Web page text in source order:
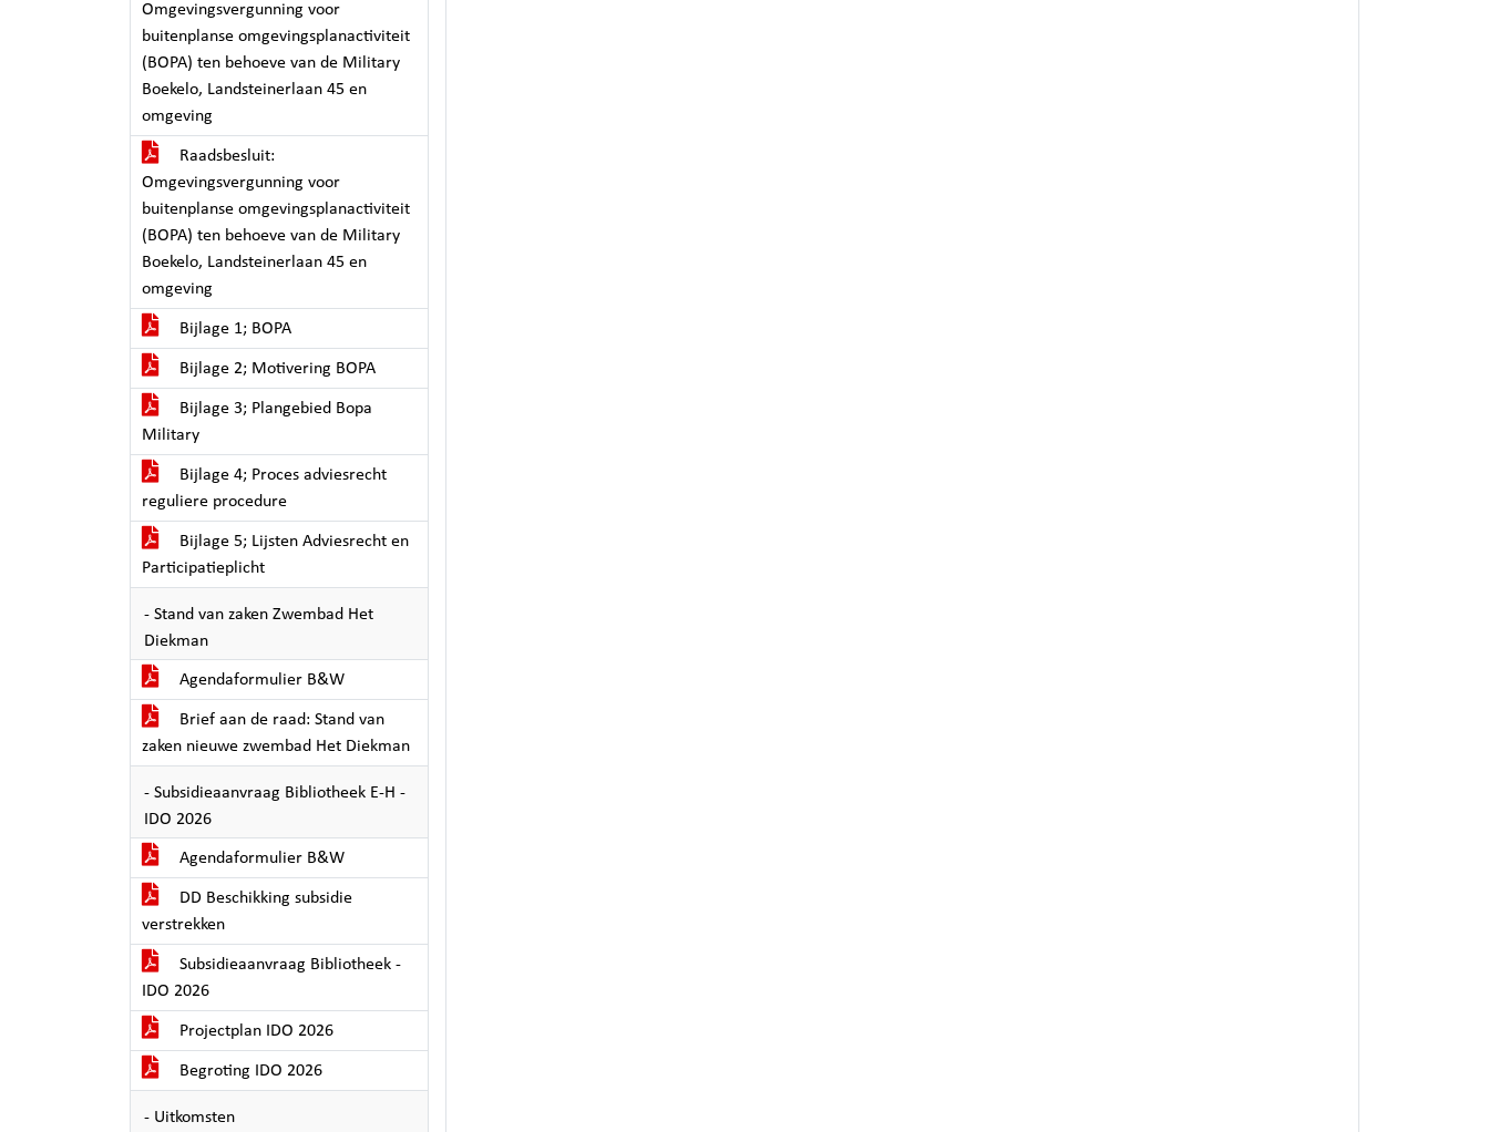
Omgevingsvergunning voor
buitenplanse omgevingsplanactiviteit
(BOPA) ten behoeve van de Military
Boekelo, Landsteinerlaan 45 en
omgeving
Raadsbesluit:
Omgevingsvergunning voor
buitenplanse omgevingsplanactiviteit
(BOPA) ten behoeve van de Military
Boekelo, Landsteinerlaan 45 en
omgeving
Bijlage 1; BOPA
Bijlage 2; Motivering BOPA
Bijlage 3; Plangebied Bopa
Military
Bijlage 4; Proces adviesrecht
reguliere procedure
Bijlage 5; Lijsten Adviesrecht en
Participatieplicht
- Stand van zaken Zwembad Het
Diekman
Agendaformulier B&W
Brief aan de raad: Stand van
zaken nieuwe zwembad Het Diekman
- Subsidieaanvraag Bibliotheek E-H -
IDO 2026
Agendaformulier B&W
DD Beschikking subsidie
verstrekken
Subsidieaanvraag Bibliotheek -
IDO 2026
Projectplan IDO 2026
Begroting IDO 2026
- Uitkomsten